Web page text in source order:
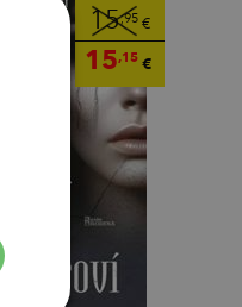
15,95 €
15,15 €